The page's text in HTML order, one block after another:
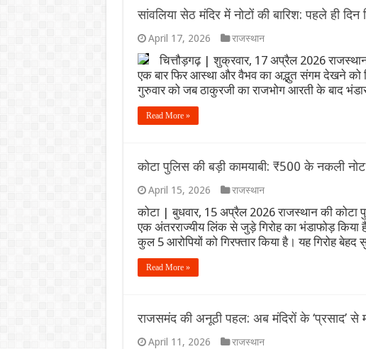
सांवलिया सेठ मंदिर में नोटों की बारिश: पहले ही
April 17, 2026 राजस्थान
चित्तौड़गढ़ | शुक्रवार, 17 अप्रैल 2026
एक बार फिर आस्था और वैभव का अद्भुत संगम देखने को
गुरुवार को जब ठाकुरजी का राजभोग आरती के बाद
Read More »
कोटा पुलिस की बड़ी कामयाबी: ₹500 के नकली नोट
April 15, 2026 राजस्थान
कोटा | बुधवार, 15 अप्रैल 2026 राजस्थान की कोटा
एक अंतरराज्यीय लिंक से जुड़े गिरोह का भंडाफोड़
कुल 5 आरोपियों को गिरफ्तार किया है। यह गिरोह
Read More »
राजसमंद की अनूठी पहल: अब मंदिरों के ‘प्रसाद’
April 11, 2026 राजस्थान